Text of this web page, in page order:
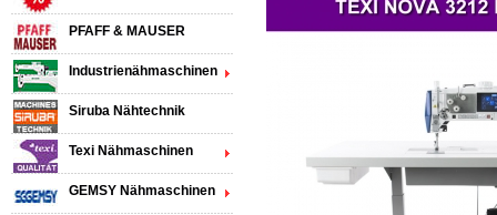
PFAFF & MAUSER
Industrienähmaschinen
Siruba Nähtechnik
Texi Nähmaschinen
GEMSY Nähmaschinen